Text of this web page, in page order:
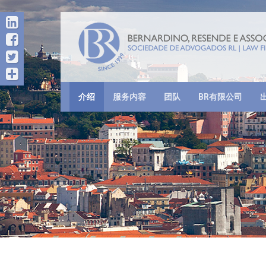
介绍 服务内容 团队 BR有限公司